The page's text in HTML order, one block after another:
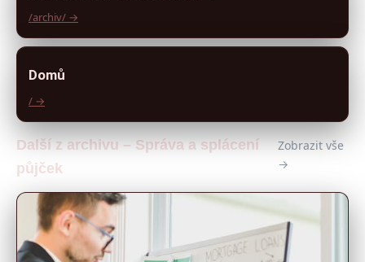
/archiv/ →
Domů
/ →
Další z archivu – Správa a splácení
půjček
Zobrazit vše
→